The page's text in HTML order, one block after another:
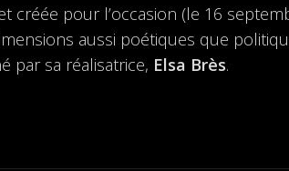
créée pour l’occasion (le 16
aussi poétiques que
par sa réalisatrice, Elsa Brès.